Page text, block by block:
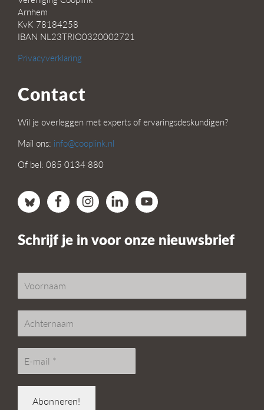
Arnhem
KvK 78184258
IBAN NL23TRIO0320002721
Privacyverklaring
Contact
Wil je overleggen met experts of ervaringsdeskundigen?
Mail ons: info@cooplink.nl
Of bel: 085 0134 880
Schrijf je in voor onze nieuwsbrief